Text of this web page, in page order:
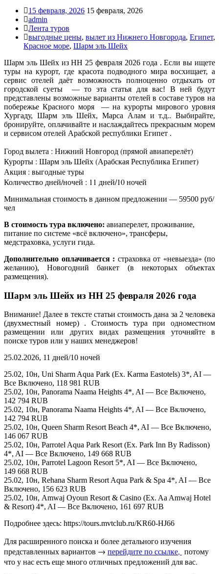
15 февраля, 2026 15 февраля, 2026
admin
Лента туров
выгодные цены, вылет из Нижнего Новгорода, Египет,
Красное море, Шарм эль Шейх
Шарм эль Шейх из НН 25 февраля 2026 года . Если вы ищете
туры на курорт, где красота подводного мира восхищает, а
сервис отелей даёт возможность полноценно отдыхать от
городской суеты — то эта статья для вас! В ней будут
представлены возможные варианты отелей в составе туров на
побережье Красного моря — на курорты мирового уровня
Хургаду, Шарм эль Шейх, Марса Алам и т.д.. Выбирайте,
бронируйте, оплачивайте и наслаждайтесь прекрасным морем
и сервисом отелей Арабской республики Египет .
Город вылета : Нижний Новгород (прямой авиаперелёт)
Курорты : Шарм эль Шейх (Арабская Республика Египет)
Акция : выгодные туры
Количество дней/ночей : 11 дней/10 ночей
Минимальная стоимость в данном предложении — 59500 руб/
чел
В стоимость тура включено: авиаперелет, проживание,
питание по системе «всё включено», трансферы,
медстраховка, услуги гида.
Дополнительно оплачивается : страховка от «невыезда» (по
желанию), Новогодний банкет (в некоторых объектах
размещения).
Шарм эль Шейх из НН 25 февраля 2026 года
Внимание! Далее в тексте статьи стоимость дана за 2 человека
(двухместный номер) . Стоимость тура при одноместном
размещении или других видах размещения уточняйте в
поиске туров или у наших менеджеров!
25.02.2026, 11 дней/10 ночей
25.02, 10н, Uni Sharm Aqua Park (Ex. Karma Eastotels) 3*, AI —
Все Включено, 118 981 RUB
25.02, 10н, Panorama Naama Heights 4*, AI — Все Включено,
142 794 RUB
25.02, 10н, Panorama Naama Heights 4*, AI — Все Включено,
142 794 RUB
25.02, 10н, Queen Sharm Resort Beach 4*, AI — Все Включено,
146 067 RUB
25.02, 10н, Parrotel Aqua Park Resort (Ex. Park Inn By Radisson)
4*, AI — Все Включено, 149 668 RUB
25.02, 10н, Parrotel Lagoon Resort 5*, AI — Все Включено,
149 668 RUB
25.02, 10н, Rehana Sharm Resort Aqua Park & Spa 4*, AI — Все
Включено, 156 623 RUB
25.02, 10н, Amwaj Oyoun Resort & Casino (Ex. Aa Amwaj Hotel
& Resort) 4*, AI — Все Включено, 161 697 RUB
Подробнее здесь: https://tours.mvtclub.ru/KR60-HJ66
Для расширенного поиска и более детального изучения
представленных вариантов → перейдите по ссылке, потому
что у нас есть еще много отличных предложений для вас.